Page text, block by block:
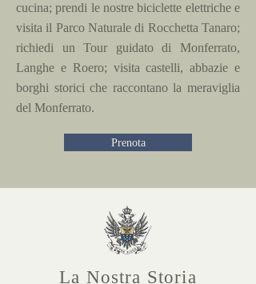
cucina; prendi le nostre biciclette elettriche e
visita il Parco Naturale di Rocchetta Tanaro;
richiedi un Tour guidato di Monferrato,
Langhe e Roero; visita castelli, abbazie e
borghi storici che raccontano la meraviglia
del Monferrato.
Prenota
La Nostra Storia